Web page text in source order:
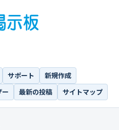
サポート
新規作成
ー 最新の投稿 サイトマップ